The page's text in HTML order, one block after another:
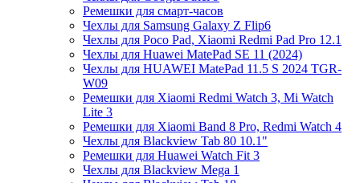
Ремешки для смарт-часов
Чехлы для Samsung Galaxy Z Flip6
Чехлы для Poco Pad, Xiaomi Redmi Pad Pro 12.1
Чехлы для Huawei MatePad SE 11 (2024)
Чехлы для HUAWEI MatePad 11.5 S 2024 TGR-
W09
Ремешки для Xiaomi Redmi Watch 3, Mi Watch
Lite 3
Ремешки для Xiaomi Band 8 Pro, Redmi Watch 4
Чехлы для Blackview Tab 80 10.1"
Ремешки для Huawei Watch Fit 3
Чехлы для Blackview Mega 1